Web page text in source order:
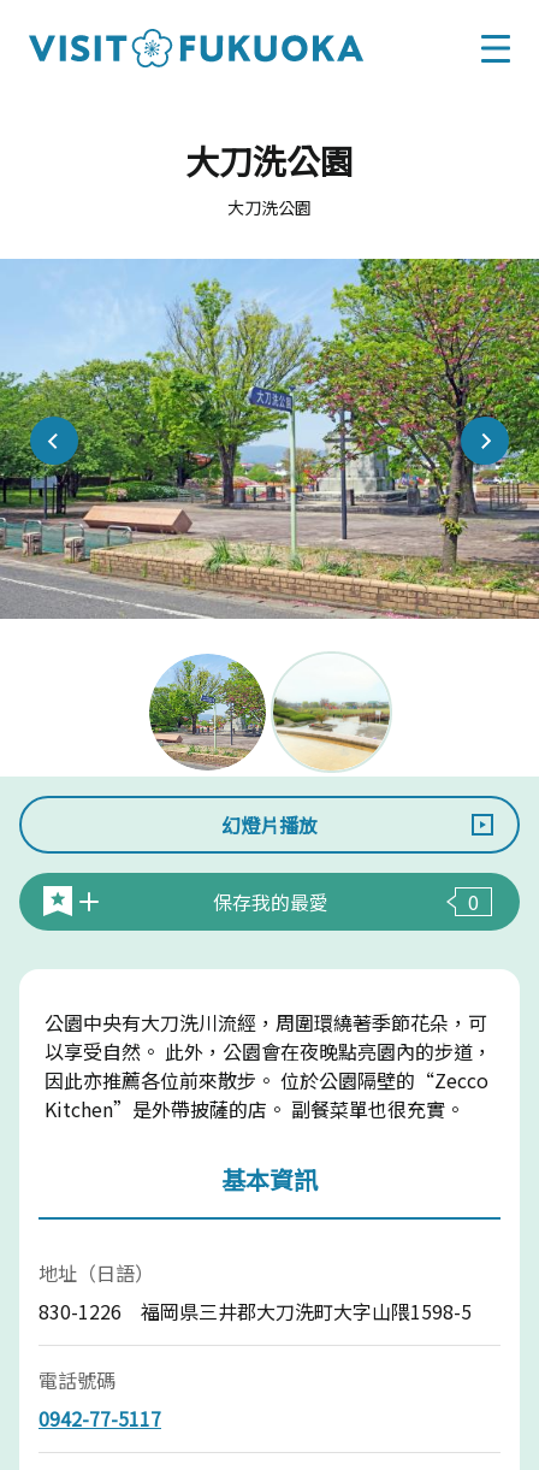
大刀洗公園
大刀洗公園
幻燈片播放
保存我的最愛 0
公園中央有大刀洗川流經，周圍環繞著季節花朵，可
以享受自然。 此外，公園會在夜晚點亮園內的步道，
因此亦推薦各位前來散步。 位於公園隔壁的“Zecco
Kitchen”是外帶披薩的店。 副餐菜單也很充實。
基本資訊
地址（日語）
830-1226 福岡県三井郡大刀洗町大字山隈1598-5
電話號碼
0942-77-5117